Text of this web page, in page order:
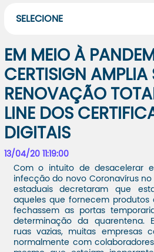
SELECIONE
EM MEIO À
CERTISIGN AMPLIA
RENOVAÇÃO
LINE DOS
DIGITAIS
13/04/20 11:19:00
Com o intuito de desacelerar
infecção do novo Coronavírus no
estaduais decretaram que
aqueles que fornecem produtos
fechassem as portas
determinação da quarentena.
ruas vazias, muitas empresas
normalmente com